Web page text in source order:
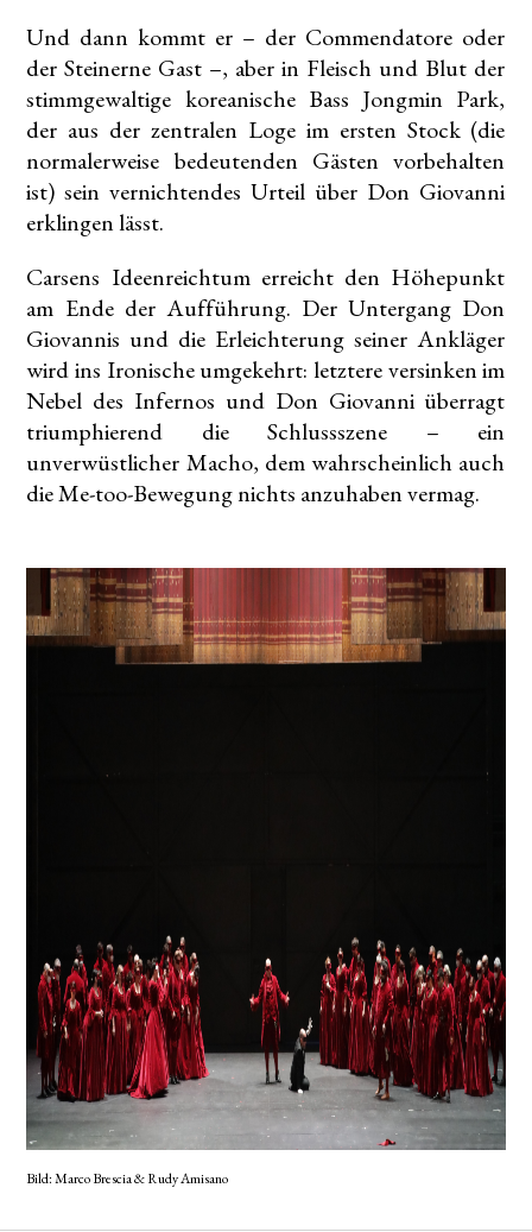
Und dann kommt er – der Commendatore oder
der Steinerne Gast –, aber in Fleisch und Blut der
stimmgewaltige koreanische Bass Jongmin Park,
der aus der zentralen Loge im ersten Stock (die
normalerweise bedeutenden Gästen vorbehalten
ist) sein vernichtendes Urteil über Don Giovanni
erklingen lässt.
Carsens Ideenreichtum erreicht den Höhepunkt
am Ende der Aufführung. Der Untergang Don
Giovannis und die Erleichterung seiner Ankläger
wird ins Ironische umgekehrt: letztere versinken im
Nebel des Infernos und Don Giovanni überragt
triumphierend die Schlussszene – ein
unverwüstlicher Macho, dem wahrscheinlich auch
die Me-too-Bewegung nichts anzuhaben vermag.
Bild: Marco Brescia & Rudy Amisano